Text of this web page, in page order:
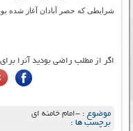
شرایطی که حصر آبادان آغاز شده
اگر از مطلب راضی بودید آنرا
موضوع :-امام خامنه ای
برچسب ها :